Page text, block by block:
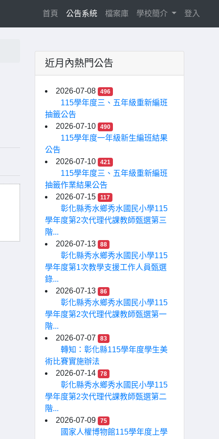
首頁 (current)
公告系統 檔案庫 學校簡介 登入
近月內熱門公告
2026-07-08 496
115學年度三、五年級重新編班
抽籤公告
2026-07-10
490
115學年度一年級新生編班結果
公告
2026-07-10
421
115學年度三、五年級重新編班
抽籤作業結果公告
2026-07-15
117
彰化縣秀水鄉秀水國民小學115
學年度第2次代理代課教師甄選第三
階...
2026-07-13
88
彰化縣秀水鄉秀水國民小學115
學年度第1次教學支援工作人員甄選
錄...
2026-07-13
86
彰化縣秀水鄉秀水國民小學115
學年度第2次代理代課教師甄選第一
階...
2026-07-07
83
轉知：彰化縣115學年度學生美
術比賽實施辦法
2026-07-14
78
彰化縣秀水鄉秀水國民小學115
學年度第2次代理代課教師甄選第二
階...
2026-07-09
75
國家人權博物館115學年度上學